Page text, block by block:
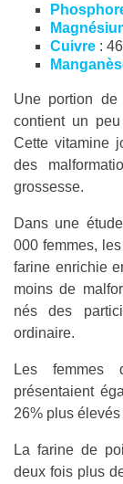
Cuivre :
Une portion
contient un
Cette vitamine
des
grossesse.
Dans une
000 femmes,
farine enrichie
moins de
nés des
ordinaire.
Les femmes
présentaient
26% plus
La farine de
deux fois plus